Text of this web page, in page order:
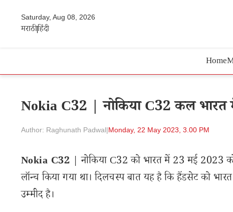
Saturday, Aug 08, 2026
मराठीहिंदी
Home
Nokia C32 | नोकिया C32 कल भारत
Author: Raghunath Padwal|Monday, 22 May 2023, 3.00 PM
Nokia C32 | नोकिया C32 को भारत में 23 मई 2023
लॉन्च किया गया था। दिलचस्प बात यह है कि हैंडसेट को
उम्मीद है।